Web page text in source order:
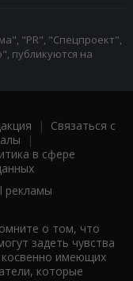
"PR", "Спецпроект",
публикуются на
| Связаться с
|
в сфере
рекламы
о том, что
задеть чувства
косвенно имеющих
которые